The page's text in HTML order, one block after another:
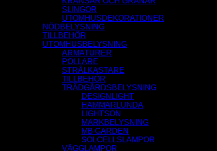
SLINGOR
UTOMHUSDEKORATIONER
NÖDBELYSNING
TILLBEHÖR
UTOMHUSBELYSNING
ARMATURER
POLLARE
STRÅLKASTARE
TILLBEHÖR
TRÄDGÅRDSBELYSNING
DESIGNLIGHT
HAMMARLUNDA
LIGHTSON
MARKBELYSNING
MB GARDEN
SOLCELLSLAMPOR
VÄGGLAMPOR